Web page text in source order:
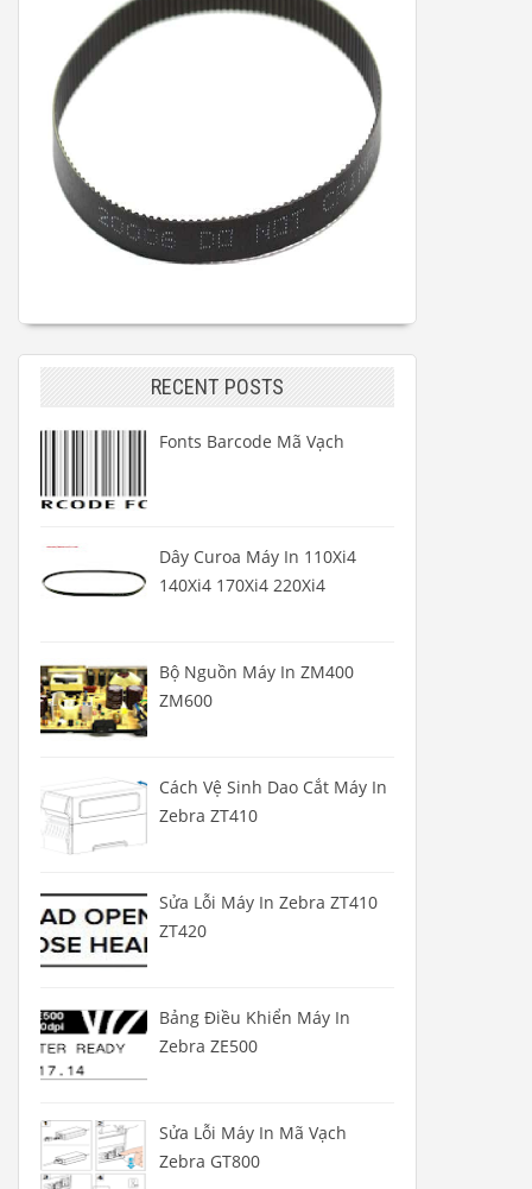
RECENT POSTS
Fonts Barcode Mã Vạch
Dây Curoa Máy In 110Xi4
140Xi4 170Xi4 220Xi4
Bộ Nguồn Máy In ZM400
ZM600
Cách Vệ Sinh Dao Cắt Máy In
Zebra ZT410
Sửa Lỗi Máy In Zebra ZT410
ZT420
Bảng Điều Khiển Máy In
Zebra ZE500
Sửa Lỗi Máy In Mã Vạch
Zebra GT800